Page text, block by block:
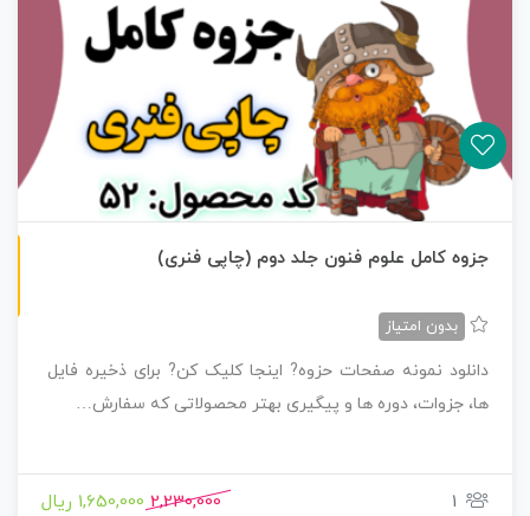
جزوه کامل علوم فنون جلد دوم (چاپی فنری)
بدون امتیاز
دانلود نمونه صفحات حزوه? اینجا کلیک کن? برای ذخیره فایل
ها، جزوات، دوره ها و پیگیری بهتر محصولاتی که سفارش…
1
2,230,000 1,650,000 ریال